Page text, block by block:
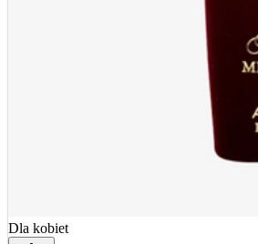
Dla kobiet